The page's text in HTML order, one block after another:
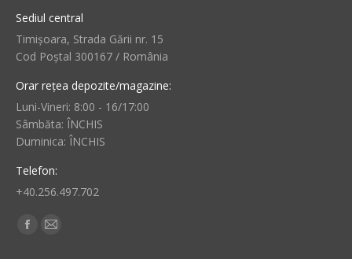
Sediul central
Timișoara, Strada Gării nr. 15
Cod Poștal 300167 / România
Orar rețea depozite/magazine:
Luni-Vineri: 8:00 - 16/17:00
Sâmbăta: ÎNCHIS
Duminica: ÎNCHIS
Telefon:
+40.256.497.702
Find us on:
Facebook
Mail